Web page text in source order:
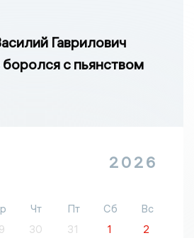
Гаврилович
с пьянством
2026
Чт Пт Сб
Вс
30 31 1
2